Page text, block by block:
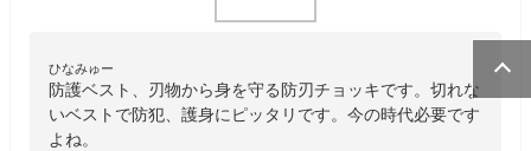
ひなみゅー
防護ベスト、刃物から身を守る防刃チョッキです。切れな
いベストで防犯、護身にピッタリです。今の時代必要です
よね。